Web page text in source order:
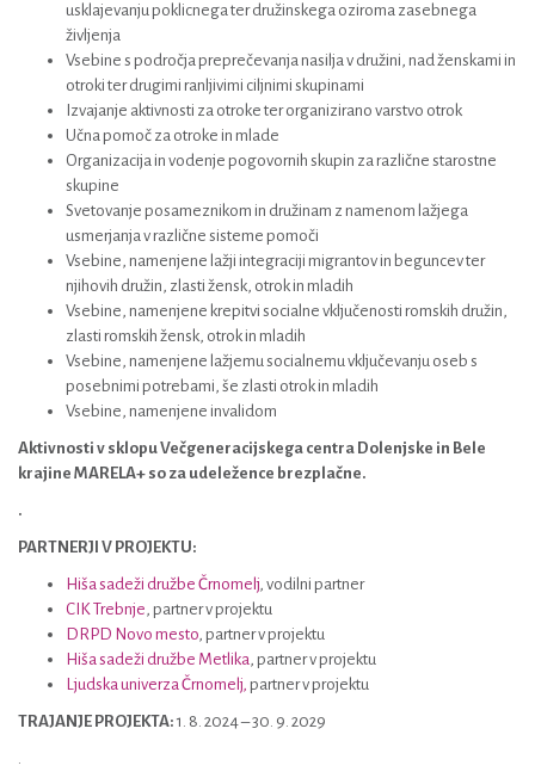
usklajevanju poklicnega ter družinskega oziroma zasebnega
življenja
Vsebine s področja preprečevanja nasilja v družini, nad ženskami in
otroki ter drugimi ranljivimi ciljnimi skupinami
Izvajanje aktivnosti za otroke ter organizirano varstvo otrok
Učna pomoč za otroke in mlade
Organizacija in vodenje pogovornih skupin za različne starostne
skupine
Svetovanje posameznikom in družinam z namenom lažjega
usmerjanja v različne sisteme pomoči
Vsebine, namenjene lažji integraciji migrantov in beguncev ter
njihovih družin, zlasti žensk, otrok in mladih
Vsebine, namenjene krepitvi socialne vključenosti romskih družin,
zlasti romskih žensk, otrok in mladih
Vsebine, namenjene lažjemu socialnemu vključevanju oseb s
posebnimi potrebami, še zlasti otrok in mladih
Vsebine, namenjene invalidom
Aktivnosti v sklopu Večgeneracijskega centra Dolenjske in Bele
krajine MARELA+ so za udeležence brezplačne.
.
PARTNERJI V PROJEKTU:
Hiša sadeži družbe Črnomelj, vodilni partner
CIK Trebnje, partner v projektu
DRPD Novo mesto, partner v projektu
Hiša sadeži družbe Metlika, partner v projektu
Ljudska univerza Črnomelj, partner v projektu
TRAJANJE PROJEKTA: 1. 8. 2024 – 30. 9. 2029
.